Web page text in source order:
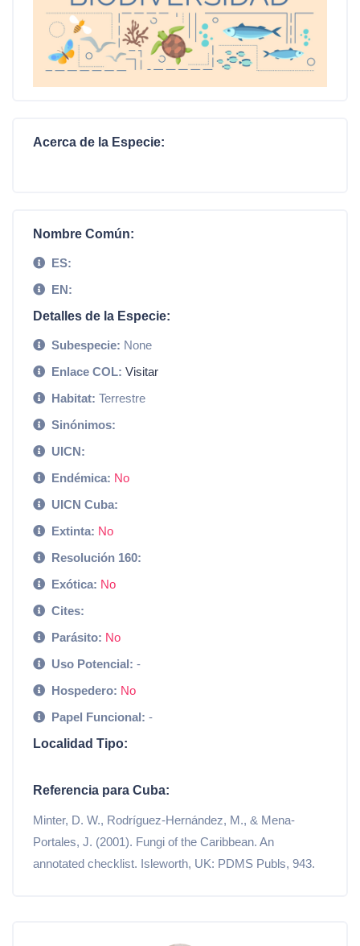
Acerca de la Especie:
Nombre Común:
ES:
EN:
Detalles de la Especie:
Subespecie: None
Enlace COL: Visitar
Habitat: Terrestre
Sinónimos:
UICN:
Endémica: No
UICN Cuba:
Extinta: No
Resolución 160:
Exótica: No
Cites:
Parásito: No
Uso Potencial: -
Hospedero: No
Papel Funcional: -
Localidad Tipo:
Referencia para Cuba:
Minter, D. W., Rodríguez-Hernández, M., & Mena-
Portales, J. (2001). Fungi of the Caribbean. An
annotated checklist. Isleworth, UK: PDMS Publs, 943.